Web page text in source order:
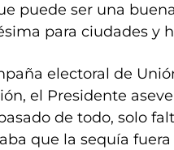
puede ser una
para ciudades y
electoral de
el Presidente
de todo, solo
que la sequía